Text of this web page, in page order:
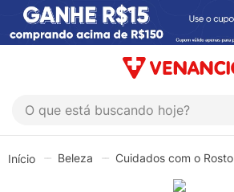
O que está buscando hoje?
Beleza Cuidados com o Rosto
coristina